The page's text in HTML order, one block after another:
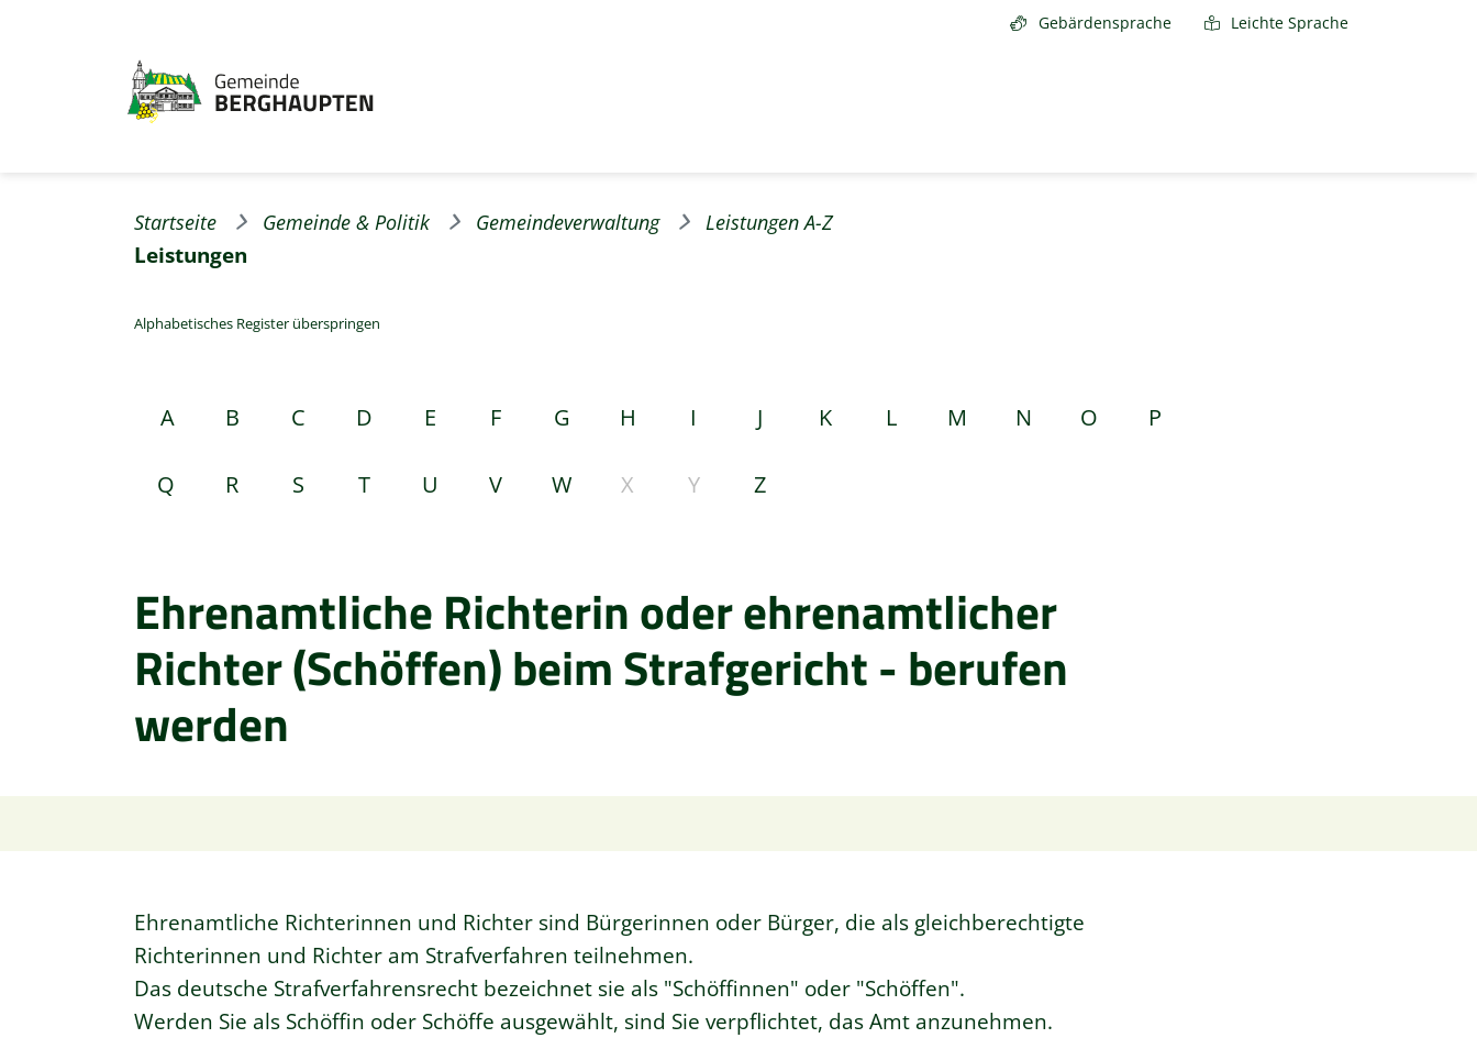
Gebärdensprache Leichte Sprache
Startseite Gemeinde & Politik Gemeindeverwaltung Leistungen A-Z
Leistungen
Alphabetisches Register überspringen
A B C D E F G H I J K L M N O P
Q R S T U V W X Y Z
Ehrenamtliche Richterin oder ehrenamtlicher
Richter (Schöffen) beim Strafgericht - berufen
werden
Ehrenamtliche Richterinnen und Richter sind Bürgerinnen oder Bürger, die als gleichberechtigte
Richterinnen und Richter am Strafverfahren teilnehmen.
Das deutsche Strafverfahrensrecht bezeichnet sie als "Schöffinnen" oder "Schöffen".
Werden Sie als Schöffin oder Schöffe ausgewählt, sind Sie verpflichtet, das Amt anzunehmen.